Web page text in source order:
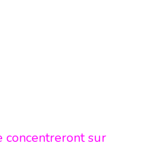
concentreront sur